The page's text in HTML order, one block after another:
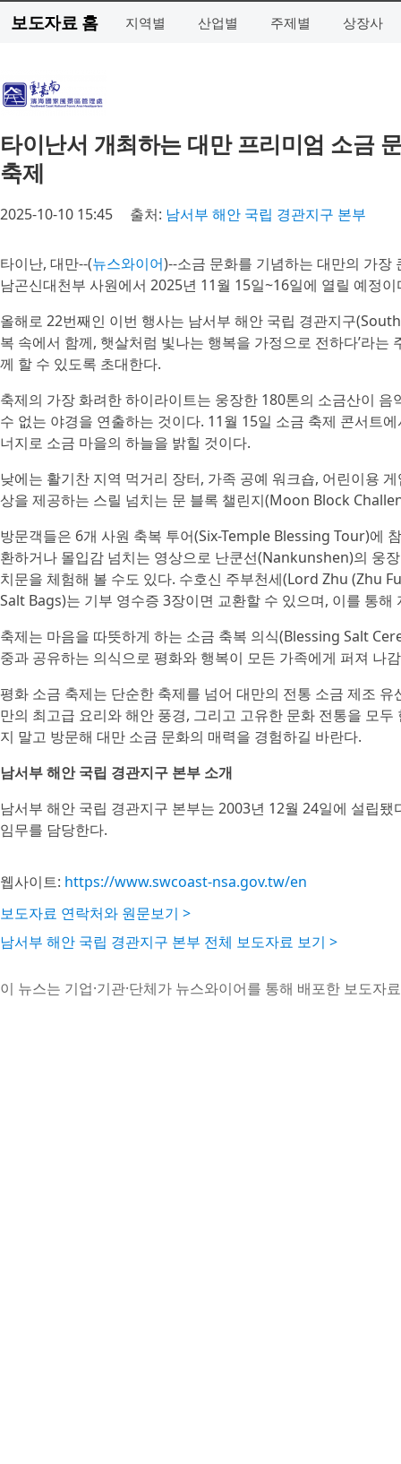
보도자료 홈 지역별 산업별 주제별 상장사
타이난서 개최하는 대만 프리미엄 소금
축제
2025-10-10 15:45 출처: 남서부 해안 국립 경관지구 본부
타이난, 대만--(뉴스와이어)--소금 문화를 기념하는 대만의 가장
남곤신대천부 사원에서 2025년 11월 15일~16일에 열릴 예정이
올해로 22번째인 이번 행사는 남서부 해안 국립 경관지구
복 속에서 함께, 햇살처럼 빛나는 행복을 가정으로 전하다’라
께 할 수 있도록 초대한다.
축제의 가장 화려한 하이라이트는 웅장한 180톤의 소금산이
수 없는 야경을 연출하는 것이다. 11월 15일 소금 축제 콘서트
너지로 소금 마을의 하늘을 밝힐 것이다.
낮에는 활기찬 지역 먹거리 장터, 가족 공예 워크숍, 어린이용
상을 제공하는 스릴 넘치는 문 블록 챌린지(Moon Block
방문객들은 6개 사원 축복 투어(Six-Temple Blessing Tour)에
환하거나 몰입감 넘치는 영상으로 난쿤선(Nankunshen)의 웅
치문을 체험해 볼 수도 있다. 수호신 주부천세(Lord Zhu (Zhu
Salt Bags)는 기부 영수증 3장이면 교환할 수 있으며, 이를 통
축제는 마음을 따뜻하게 하는 소금 축복 의식(Blessing Salt
중과 공유하는 의식으로 평화와 행복이 모든 가족에게 퍼져 나
평화 소금 축제는 단순한 축제를 넘어 대만의 전통 소금 제조
만의 최고급 요리와 해안 풍경, 그리고 고유한 문화 전통을 모
지 말고 방문해 대만 소금 문화의 매력을 경험하길 바란다.
남서부 해안 국립 경관지구 본부 소개
남서부 해안 국립 경관지구 본부는 2003년 12월 24일에 설립
임무를 담당한다.
웹사이트: https://www.swcoast-nsa.gov.tw/en
보도자료 연락처와 원문보기 >
남서부 해안 국립 경관지구 본부 전체 보도자료 보기 >
이 뉴스는 기업·기관·단체가 뉴스와이어를 통해 배포한 보도자